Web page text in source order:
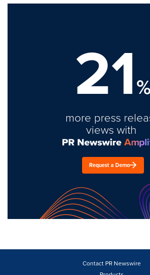
21%
more press
views with
Request a Demo
Contact PR Newswire